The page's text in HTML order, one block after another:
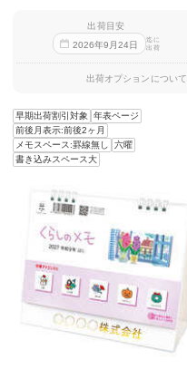
出荷目安
2026年9 月24日
迄に
出荷
出荷オプションについて
早期出荷割引対象
年表ページ
前後月表示:前後2ヶ月
メモスペース:罫線無し
六曜
書き込みスペース大